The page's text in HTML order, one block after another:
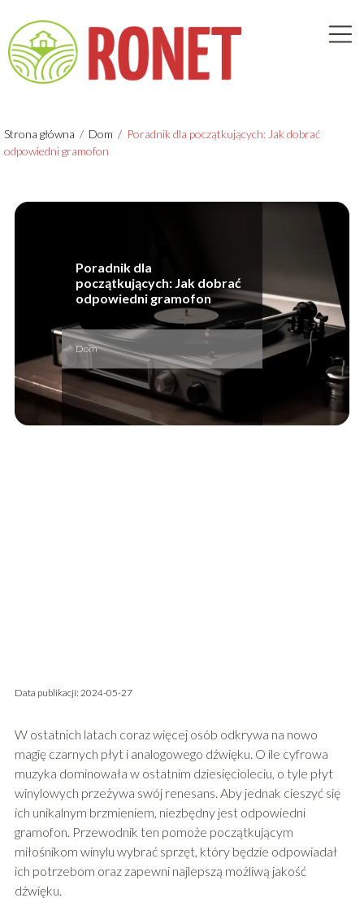
Strona główna / Dom / Poradnik dla początkujących: Jak dobrać
odpowiedni gramofon
Poradnik dla
początkujących: Jak dobrać
odpowiedni gramofon
Dom
Data publikacji: 2024-05-27
W ostatnich latach coraz więcej osób odkrywa na nowo
magię czarnych płyt i analogowego dźwięku. O ile cyfrowa
muzyka dominowała w ostatnim dziesięcioleciu, o tyle płyt
winylowych przeżywa swój renesans. Aby jednak cieszyć się
ich unikalnym brzmieniem, niezbędny jest odpowiedni
gramofon. Przewodnik ten pomoże początkującym
miłośnikom winylu wybrać sprzęt, który będzie odpowiadał
ich potrzebom oraz zapewni najlepszą możliwą jakość
dźwięku.